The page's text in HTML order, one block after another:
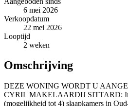
6 mei 2026
Verkoopdatum
22 mei 2026
Looptijd
2 weken
Omschrijving
DEZE WONING WORDT U
CYRIL MAKELAARDIJ SITTARD:
(mogelijkheid tot 4) slaapkamers in